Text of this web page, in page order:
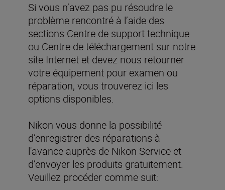
Si vous n’avez pas pu résoudre le
problème rencontré à l’aide des
sections Centre de support technique
ou Centre de téléchargement sur notre
site Internet et devez nous retourner
votre équipement pour examen ou
réparation, vous trouverez ici les
options disponibles.
Nikon vous donne la possibilité
d’enregistrer des réparations à
l'avance auprès de Nikon Service et
d’envoyer les produits gratuitement.
Veuillez procéder comme suit: